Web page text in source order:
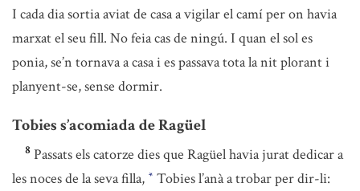
I cada dia sortia aviat de casa a vigilar el camí per on havia
marxat el seu fill. No feia cas de ningú. I quan el sol es
ponia, se’n tornava a casa i es passava tota la nit plorant i
planyent-se, sense dormir.
Tobies s’acomiada de Ragüel
8 Passats els catorze dies que Ragüel havia jurat dedicar a
les noces de la seva filla, * Tobies l’anà a trobar per dir-li: